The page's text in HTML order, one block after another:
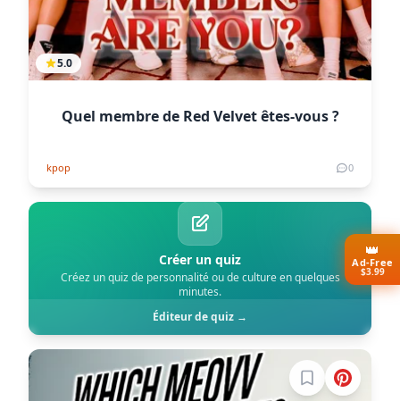
5.0
Quel membre de Red Velvet êtes-vous ?
kpop 0
Créer un quiz
Créez un quiz de personnalité ou de culture en quelques
minutes.
Éditeur de quiz →
Connectez-
👑
Ad-Free
$3.99